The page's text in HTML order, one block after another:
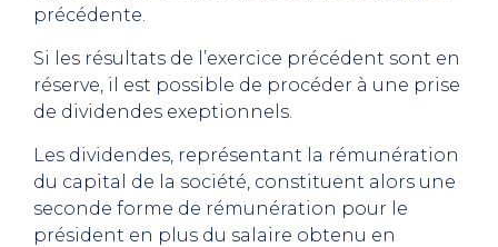
précédente.
Si les résultats de l’exercice précédent sont en
réserve, il est possible de procéder à une prise
de dividendes exeptionnels.
Les dividendes, représentant la rémunération
du capital de la société, constituent alors une
seconde forme de rémunération pour le
président en plus du salaire obtenu en